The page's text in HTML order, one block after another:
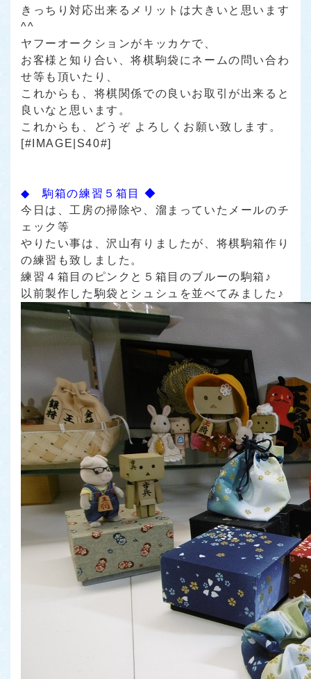
きっちり対応出来るメリットは大きいと思います
^^
ヤフーオークションがキッカケで、
お客様と知り合い、将棋駒袋にネームの問い合わ
せ等も頂いたり、
これからも、将棋関係での良いお取引が出来ると
良いなと思います。
これからも、どうぞ よろしくお願い致します。
[#IMAGE|S40#]
◆ 駒箱の練習５箱目 ◆
今日は、工房の掃除や、溜まっていたメールのチ
ェック等
やりたい事は、沢山有りましたが、将棋駒箱作り
の練習も致しました。
練習４箱目のピンクと５箱目のブルーの駒箱♪
以前製作した駒袋とシュシュを並べてみました♪